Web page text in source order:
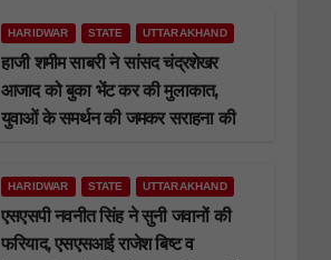
HARIDWAR STATE UTTARAKHAND
हाजी शमीम साबरी ने सांसद चंद्रशेखर
आजाद को बुका भेंट कर की मुलाकात,
युवाओं के समर्थन की जमकर सराहना की
HARIDWAR STATE UTTARAKHAND
एसएसपी नवनीत सिंह ने सुनी जवानों की
फरियाद, एसएसआई राजेश बिष्ट व